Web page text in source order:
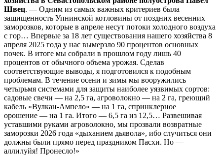
Швец. — Одним из самых важных критериев была
защищенность Упнинской котловины от поздних весенних
заморозков, которые в апреле несут потоки холодного воздуха
с гор… Впервые за 18 лет существования нашего хозяйства 8
апреля 2025 года у нас вымерзло 90 процентов основных
почек. В итоге мы собрали в прошлом году лишь 40
процентов от обычного объема урожая. Сделав
соответствующие выводы, я подготовился к подобным
проблемам. В течение осени и зимы мы вооружились
четырьмя системами для защиты наиболее уязвимых сортов:
садовые свечи — на 2,5 га, агроволокно — на 2 га, греющий
кабель «Вулкан-Ампело» — на 1 га, спринклерное
орошение — на 1 га. Итого — 6,5 га из 12,5… Развешивая
уставшими руками агроволокно, мы прозвали возвратные
заморозки 2026 года «дыханием дьявола», ибо случиться они
должны были прямо перед праздником Пасхи. Но —
аллилуйя! Пронесло!»